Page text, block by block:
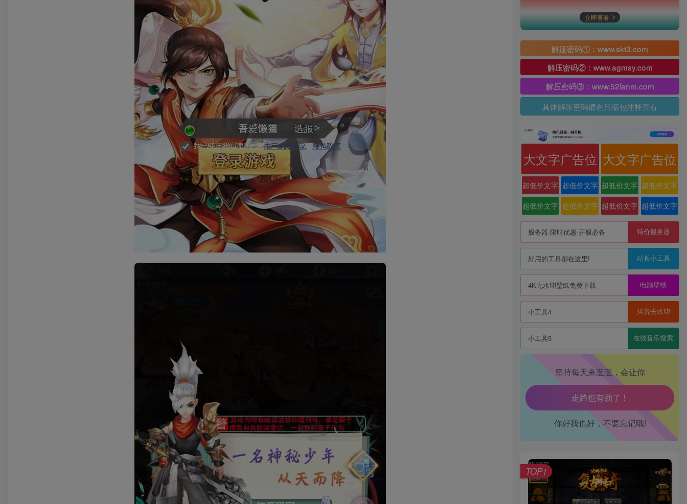
立即查看
解压密码①：www.skt3.com
解压密码②：www.agmsy.com
解压密码③：www.52lanm.com
具体解压密码请在压缩包注释查看
大文字广告位 大文字广告位
超低价文字
广告位
超低价文字
广告位
超低价文字
广告位
超低价文字
广告位
超低价文字
广告位
超低价文字
广告位
超低价文字
广告位
超低价文字
广告位
服务器·限时优惠·开服必备 特价服务器
好用的工具都在这里! 站长小工具
4K无水印壁纸免费下载 电脑壁纸
小工具4 抖音去水印
小工具5 在线音乐搜索
坚持每天来逛逛，会让你
生活也美好了！
心情也舒畅了！
腿也不痛了！
腰也不酸了！
你好我也好，不要忘记哦!
TOP1